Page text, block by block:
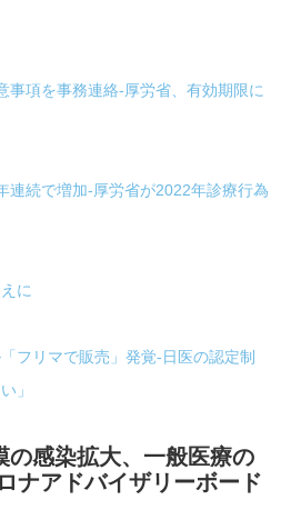
事項を事務連絡-厚労省、有効期限に
連続で増加-厚労省が2022年診療行為
に
フリマで販売」発覚-日医の認定制
」
の感染拡大、一般医療の
ナアドバイザリーボード